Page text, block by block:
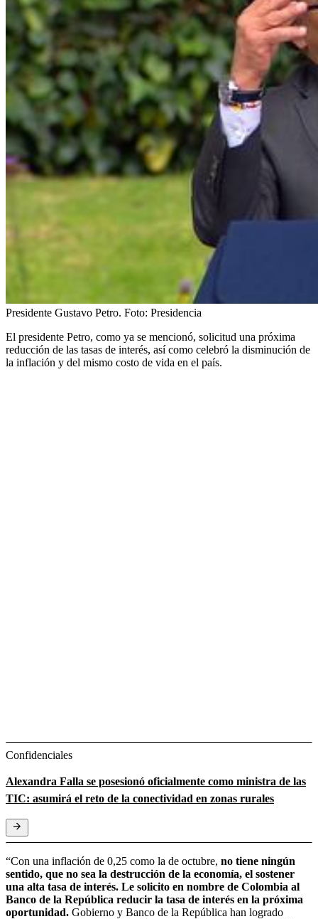
Presidente Gustavo Petro. Foto: Presidencia
El presidente Petro, como ya se mencionó, solicitud una próxima
reducción de las tasas de interés, así como celebró la disminución de
la inflación y del mismo costo de vida en el país.
Confidenciales
Alexandra Falla se posesionó oficialmente como ministra de las
TIC: asumirá el reto de la conectividad en zonas rurales
“Con una inflación de 0,25 como la de octubre, no tiene ningún
sentido, que no sea la destrucción de la economía, el sostener
una alta tasa de interés. Le solicito en nombre de Colombia al
Banco de la República reducir la tasa de interés en la próxima
oportunidad. Gobierno y Banco de la República han logrado